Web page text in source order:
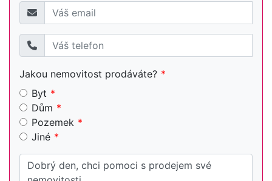
Jakou nemovitost prodáváte?
Byt
Dům
Pozemek
Jiné